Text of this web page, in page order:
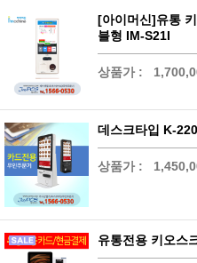
[아이머신]유통
블형 IM-S21I
상품가 :
데스크타입 K-
상품가 :
유통전용 키오스